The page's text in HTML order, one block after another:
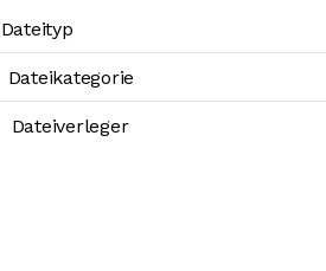
Dateityp
Dateikategorie
Dateiverleger